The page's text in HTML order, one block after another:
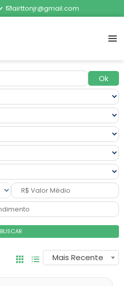
airttonjr@gmail.com
Ok
BUSCAR
Mais Recente